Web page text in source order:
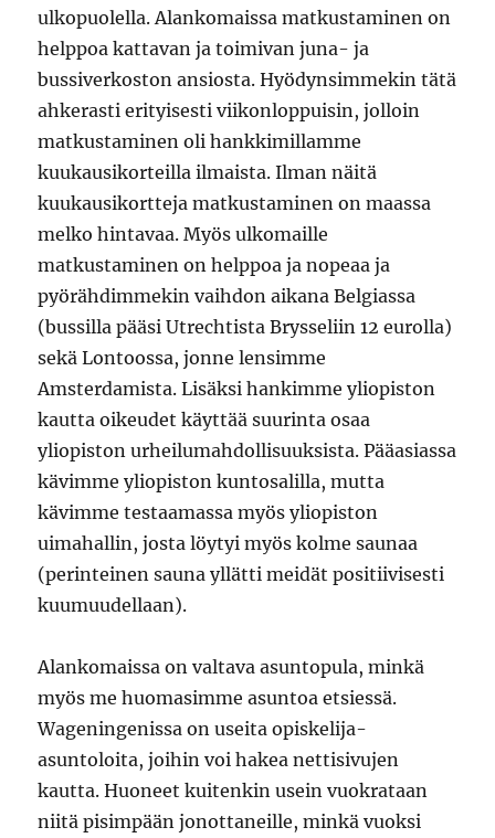
ulkopuolella. Alankomaissa matkustaminen on
helppoa kattavan ja toimivan juna- ja
bussiverkoston ansiosta. Hyödynsimmekin tätä
ahkerasti erityisesti viikonloppuisin, jolloin
matkustaminen oli hankkimillamme
kuukausikorteilla ilmaista. Ilman näitä
kuukausikortteja matkustaminen on maassa
melko hintavaa. Myös ulkomaille
matkustaminen on helppoa ja nopeaa ja
pyörähdimmekin vaihdon aikana Belgiassa
(bussilla pääsi Utrechtista Brysseliin 12 eurolla)
sekä Lontoossa, jonne lensimme
Amsterdamista. Lisäksi hankimme yliopiston
kautta oikeudet käyttää suurinta osaa
yliopiston urheilumahdollisuuksista. Pääasiassa
kävimme yliopiston kuntosalilla, mutta
kävimme testaamassa myös yliopiston
uimahallin, josta löytyi myös kolme saunaa
(perinteinen sauna yllätti meidät positiivisesti
kuumuudellaan).
Alankomaissa on valtava asuntopula, minkä
myös me huomasimme asuntoa etsiessä.
Wageningenissa on useita opiskelija-
asuntoloita, joihin voi hakea nettisivujen
kautta. Huoneet kuitenkin usein vuokrataan
niitä pisimpään jonottaneille, minkä vuoksi